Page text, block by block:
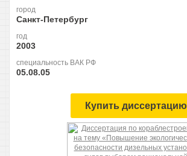
город
Санкт-Петербург
год
2003
специальность ВАК РФ
05.08.05
Купить диссертацию